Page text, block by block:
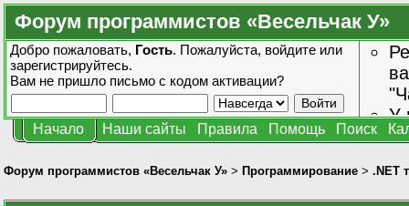
Форум программистов «Весельчак У»
Добро пожаловать, Гость. Пожалуйста, войдите или
зарегистрируйтесь.
Вам не пришло письмо с кодом активации?
У
Начало Наши сайты Правила Помощь Поиск
Форум программистов «Весельчак У» > Программирование > .NET